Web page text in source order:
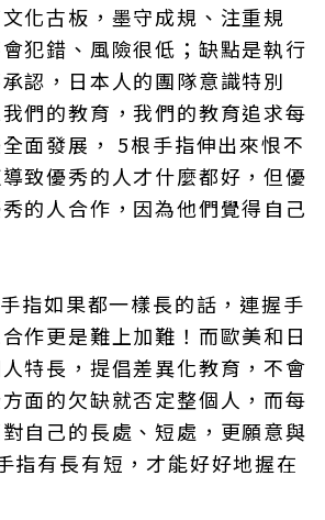
化古板，墨守成規、注重規
犯錯、風險很低；缺點是執行
認，日本人的團隊意識特別
們的教育，我們的教育追求每
面發展， 5根手指伸出來恨不
致優秀的人才什麼都好，但優
的人合作，因為他們覺得自己
指如果都一樣長的話，連握手
作更是難上加難！而歐美和日
特長，提倡差異化教育，不會
面的欠缺就否定整個人，而每
自己的長處、短處，更願意與
有長有短，才能好好地握在